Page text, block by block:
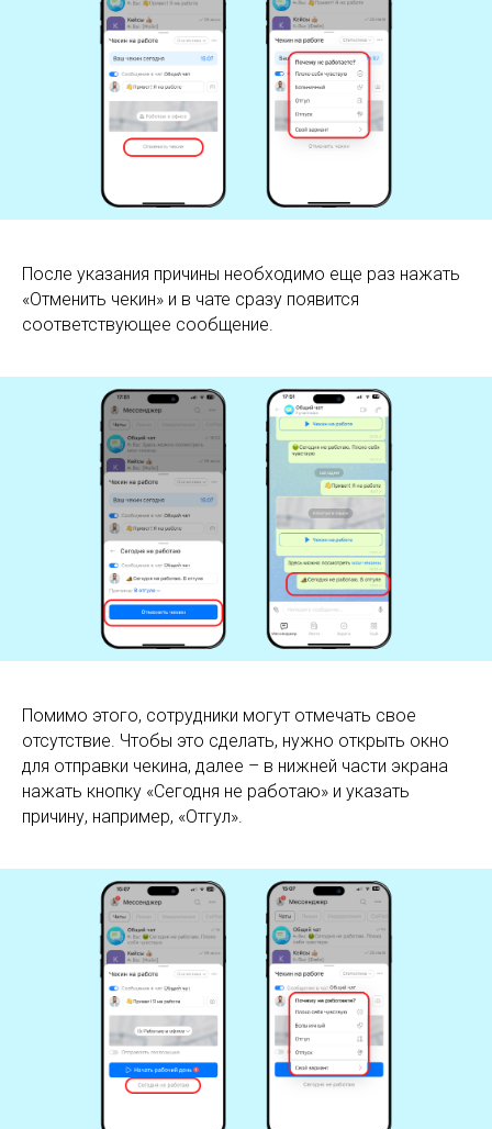
После указания причины необходимо еще раз нажать
«Отменить чекин» и в чате сразу появится
соответствующее сообщение.
Помимо этого, сотрудники могут отмечать свое
отсутствие. Чтобы это сделать, нужно открыть окно
для отправки чекина, далее – в нижней части экрана
нажать кнопку «Сегодня не работаю» и указать
причину, например, «Отгул».